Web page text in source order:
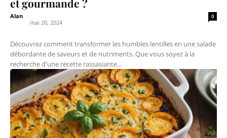
Alan
mai 20, 2024
0
Découvrez comment transformer les humbles lentilles en une salade
débordante de saveurs et de nutriments. Que vous soyez à la
recherche d'une recette rassasiante...